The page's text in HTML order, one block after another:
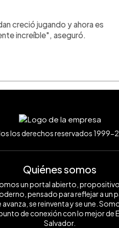
creció jugando y ahora es
increíble", aseguró.
los derechos reservados 1999-
Quiénes somos
un portal abierto,
pensado para reflejar a un
avanza, se reinventa y se une.
de conexión con lo mejor de
Salvador.